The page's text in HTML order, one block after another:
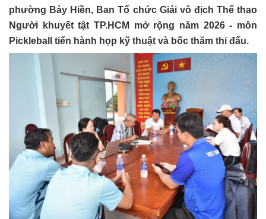
phường Bảy Hiền, Ban Tổ chức Giải vô địch Thể thao
Người khuyết tật TP.HCM mở rộng năm 2026 - môn
Pickleball tiến hành họp kỹ thuật và bốc thăm thi đấu.